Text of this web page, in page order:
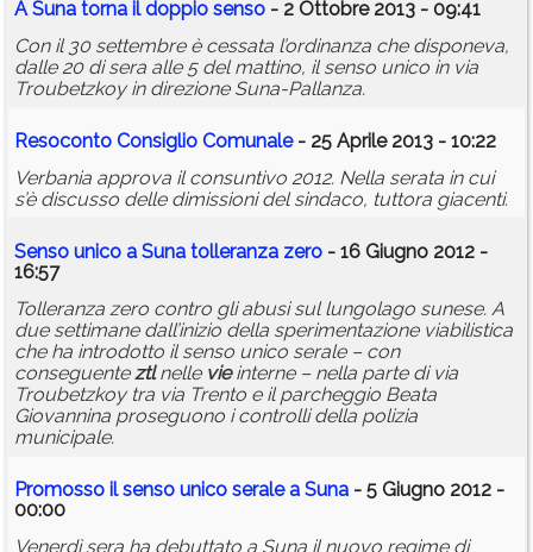
A Suna torna il doppio senso - 2 Ottobre 2013 - 09:41
Con il 30 settembre è cessata l’ordinanza che disponeva,
dalle 20 di sera alle 5 del mattino, il senso unico in via
Troubetzkoy in direzione Suna-Pallanza.
Resoconto Consiglio Comunale- 25 Aprile 2013 - 10:22
Verbania approva il consuntivo 2012. Nella serata in cui
s’è discusso delle dimissioni del sindaco, tuttora giacenti.
Senso unico a Suna tolleranza zero - 16 Giugno 2012 -
16:57
Tolleranza zero contro gli abusi sul lungolago sunese. A
due settimane dall’inizio della sperimentazione viabilistica
che ha introdotto il senso unico serale – con
conseguenteztlnelle vieinterne – nella parte di via
Troubetzkoy tra via Trento e il parcheggio Beata
Giovannina proseguono i controlli della polizia
municipale.
Promosso il senso unico serale a Suna - 5 Giugno 2012 -
00:00
Venerdì sera ha debuttato a Suna il nuovo regime di